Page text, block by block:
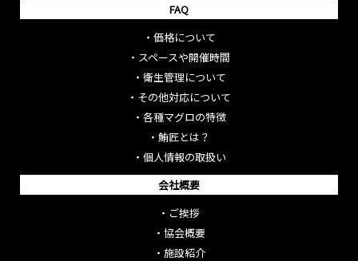
FAQ
・ 価格について
・ スペースや開催時間
・ 衛生管理について
・ その他対応について
・ 各種マグロの特徴
・ 鮪匠とは？
・ 個人情報の取扱い
会社概要
・ ご挨拶
・ 協会概要
・ 施設紹介